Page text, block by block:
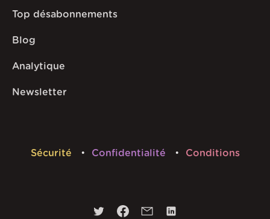
Top désabonnements
Blog
Analytique
Newsletter
Sécurité Confidentialité Conditions